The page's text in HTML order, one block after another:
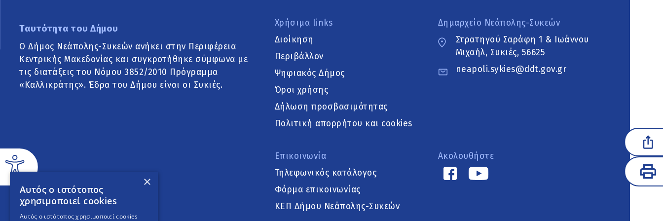
Ταυτότητα του Δήμου
Ο Δήμος Νεάπολης-Συκεών ανήκει στην Περιφέρεια
Κεντρικής Μακεδονίας και συγκροτήθηκε σύμφωνα με
τις διατάξεις του Νόμου 3852/2010 Πρόγραμμα
«Καλλικράτης». Έδρα του Δήμου είναι οι Συκιές.
Χρήσιμα links
Διοίκηση
Περιβάλλον
Ψηφιακός Δήμος
Όροι χρήσης
Δήλωση προσβασιμότητας
Πολιτική απορρήτου και cookies
Επικοινωνία
Τηλεφωνικός κατάλογος
Φόρμα επικοινωνίας
ΚΕΠ Δήμου Νεάπολης-Συκεών
Δημαρχείο Νεάπολης-Συκεών
Στρατηγού Σαράφη 1 & Ιωάννου
Μιχαήλ, Συκιές, 56625
neapoli.sykies@ddt.gov.gr
Ακολουθήστε
×
Αυτός ο ιστότοπος
χρησιμοποιεί cookies
Αυτός ο ιστότοπος χρησιμοποιεί cookies